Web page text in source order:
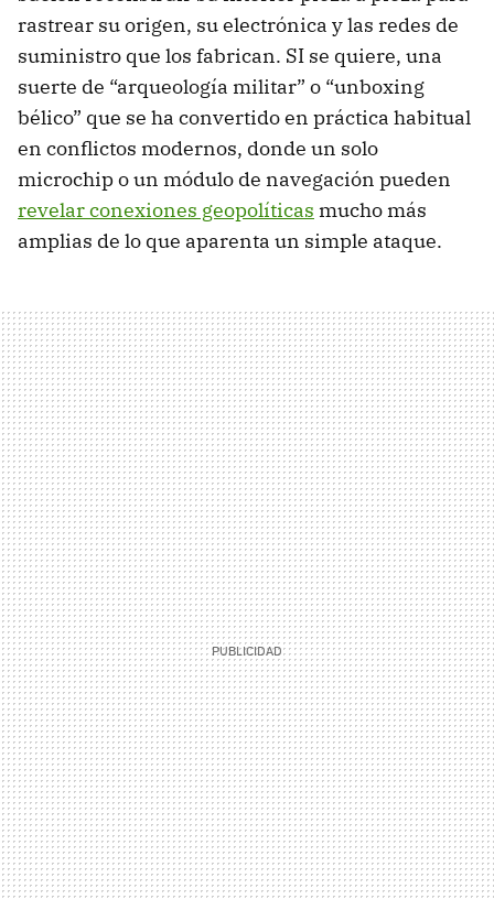
rastrear su origen, su electrónica y las redes de
suministro que los fabrican. SI se quiere, una
suerte de “arqueología militar” o “unboxing
bélico” que se ha convertido en práctica habitual
en conflictos modernos, donde un solo
microchip o un módulo de navegación pueden
revelar conexiones geopolíticas mucho más
amplias de lo que aparenta un simple ataque.